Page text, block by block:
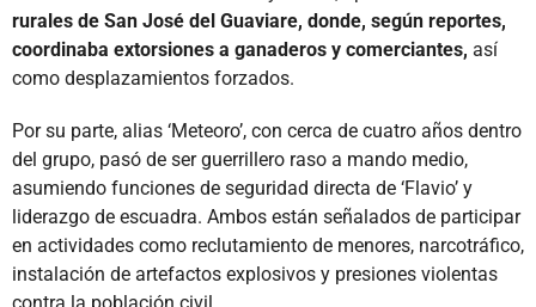
rurales de San José del Guaviare, donde, según reportes,
coordinaba extorsiones a ganaderos y comerciantes, así
como desplazamientos forzados.
Por su parte, alias ‘Meteoro’, con cerca de cuatro años dentro
del grupo, pasó de ser guerrillero raso a mando medio,
asumiendo funciones de seguridad directa de ‘Flavio’ y
liderazgo de escuadra. Ambos están señalados de participar
en actividades como reclutamiento de menores, narcotráfico,
instalación de artefactos explosivos y presiones violentas
contra la población civil.